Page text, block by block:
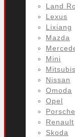
Land
Lexus
Lixiang
Mazda
Mini
Nissan
Omoda
Opel
Porsche
Renault
Skoda